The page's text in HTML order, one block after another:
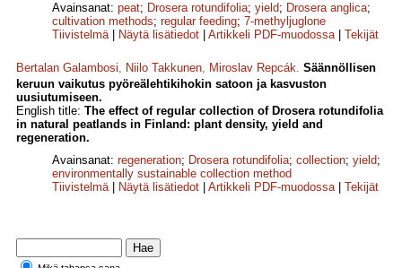
Avainsanat: peat; Drosera rotundifolia; yield; Drosera anglica;
cultivation methods; regular feeding; 7-methyljuglone
Tiivistelmä| Näytä lisätiedot Artikkeli PDF-muodossa| Tekijät
Bertalan Galambosi, Niilo Takkunen, Miroslav Repcák. Säännöllisen
keruun vaikutus pyöreälehtikihokin satoon ja kasvuston
uusiutumiseen.
English title: The effect of regular collection of Drosera rotundifolia
in natural peatlands in Finland: plant density, yield and
regeneration.
Avainsanat: regeneration; Drosera rotundifolia; collection; yield;
environmentally sustainable collection method
Tiivistelmä| Näytä lisätiedot Artikkeli PDF-muodossa| Tekijät